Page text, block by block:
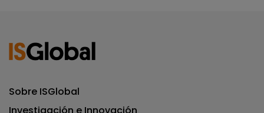
Sobre ISGlobal